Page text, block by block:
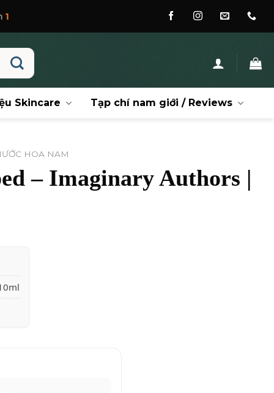
Skincare Tạp chí nam giới / Reviews
HOA NAM
– Imaginary Authors |